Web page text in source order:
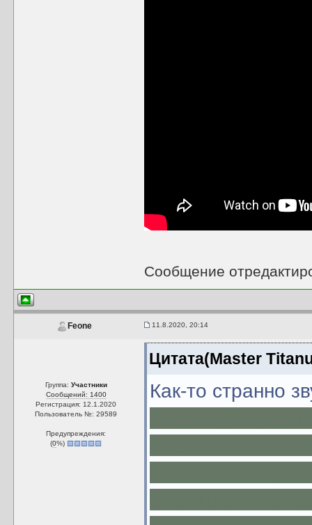
Сообщение
Feone 11.8.2020, 20:14
Группа: Участники
Сообщений: 1400
Регистрация: 12.1.2020
Пользователь №: 29589
Предупреждения:
(0%)
Цитата(Master
Как-то странно